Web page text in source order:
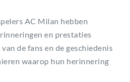
AC Milan hebben
en prestaties
de fans en de geschiedenis
waarop hun herinnering